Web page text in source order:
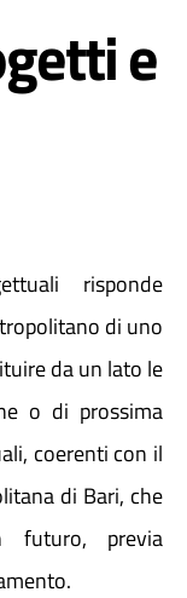
e
risponde
di uno
da un lato le
o di prossima
coerenti con il
di Bari, che
futuro, previa